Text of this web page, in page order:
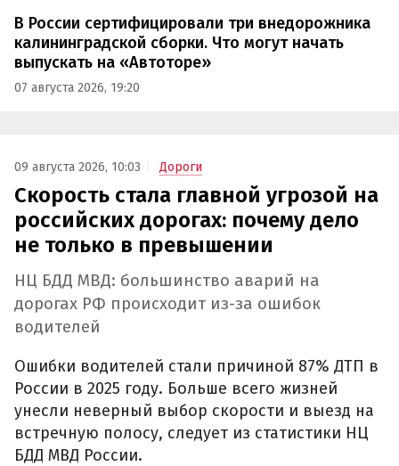
В России сертифицировали три внедорожника
калининградской сборки. Что могут начать
выпускать на «Автоторе»
07 августа 2026, 19:20
09 августа 2026, 10:03 Дороги
Скорость стала главной угрозой на
российских дорогах: почему дело
не только в превышении
НЦ БДД МВД: большинство аварий на
дорогах РФ происходит из-за ошибок
водителей
Ошибки водителей стали причиной 87% ДТП в
России в 2025 году. Больше всего жизней
унесли неверный выбор скорости и выезд на
встречную полосу, следует из статистики НЦ
БДД МВД России.